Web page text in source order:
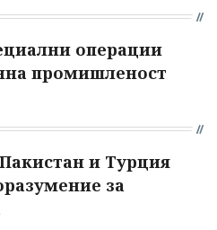
операции
промишленост
и Турция
за